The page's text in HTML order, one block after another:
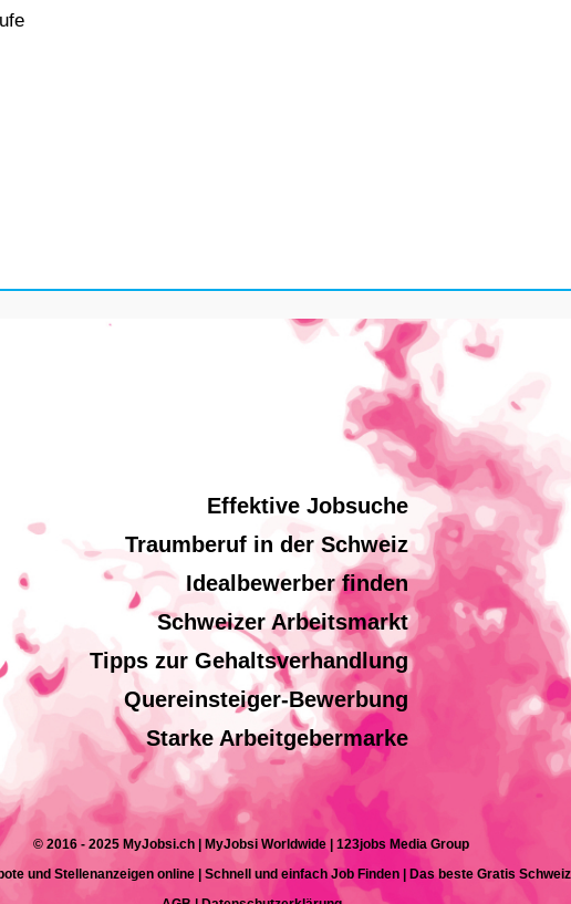
Effektive Jobsuche
Traumberuf in der Schweiz
Idealbewerber finden
Schweizer Arbeitsmarkt
Tipps zur Gehaltsverhandlung
Quereinsteiger-Bewerbung
Starke Arbeitgebermarke
© 2016 - 2025 MyJobsi.ch | MyJobsi Worldwide | 123jobs Media Group
und Stellenanzeigen online | Schnell und einfach Job Finden | Das beste Gratis